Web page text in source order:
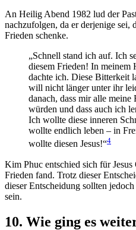
An Heilig Abend 1982 lud der
nachzufolgen, da er derjenige sei,
Frieden schenke.
„Schnell stand ich auf. Ich
diesem Frieden! In meinem
dachte ich. Diese Bitterkeit
will nicht länger unter ihr
danach, dass mir alle meine
würden und dass auch ich
Ich wollte diese inneren
wollte endlich leben – in
wollte diesen Jesus!“4
Kim Phuc entschied sich für Jesus
Frieden fand. Trotz dieser
dieser Entscheidung sollten
sein.
10. Wie ging es